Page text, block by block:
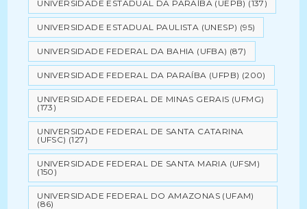
UNIVERSIDADE ESTADUAL DA PARAÍBA (UEPB) (137)
UNIVERSIDADE ESTADUAL PAULISTA (UNESP) (95)
UNIVERSIDADE FEDERAL DA BAHIA (UFBA) (87)
UNIVERSIDADE FEDERAL DA PARAÍBA (UFPB) (200)
UNIVERSIDADE FEDERAL DE MINAS GERAIS (UFMG)
(173)
UNIVERSIDADE FEDERAL DE SANTA CATARINA
(UFSC) (127)
UNIVERSIDADE FEDERAL DE SANTA MARIA (UFSM)
(150)
UNIVERSIDADE FEDERAL DO AMAZONAS (UFAM)
(86)